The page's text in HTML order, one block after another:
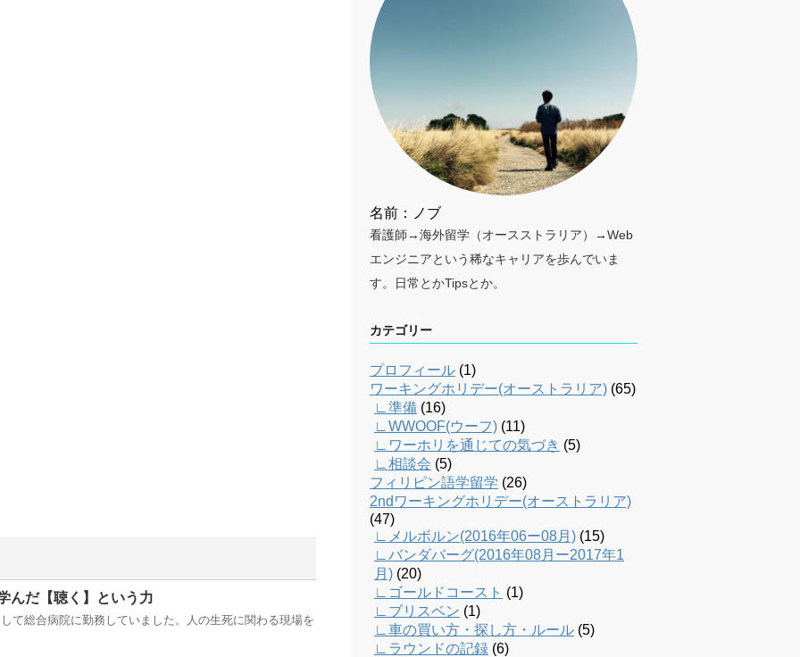
んだ【聴く】という力
て総合病院に勤務していました。人の生死に関わる現場を
名前：ノブ
看護師→海外留学（オースストラリア）→Web
エンジニアという稀なキャリアを歩んでいま
す。日常とかTipsとか。
カテゴリー
プロフィール (1)
ワーキングホリデー(オーストラリア) (65)
∟準備 (16)
∟WWOOF(ウーフ) (11)
∟ワーホリを通じての気づき (5)
∟相談会 (5)
フィリピン語学留学 (26)
2ndワーキングホリデー(オーストラリア)
(47)
∟メルボルン(2016年06ー08月) (15)
∟バンダバーグ(2016年08月ー2017年1
月) (20)
∟ゴールドコースト (1)
∟ブリスベン (1)
∟車の買い方・探し方・ルール (5)
∟ラウンドの記録 (6)